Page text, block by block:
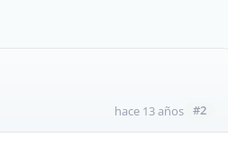
hace 13 años #2